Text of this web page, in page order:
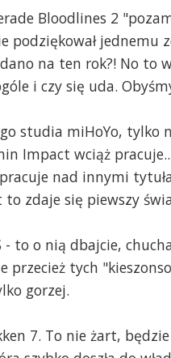
Bloodlines 2
podziękował jednemu
na ten rok?! No to
i czy się uda.
studia miHoYo,
Impact wciąż
pracuje nad innymi
zdaje się piewszy
to o nią dbajcie,
przecież tych
gorzej.
7. To nie żart,